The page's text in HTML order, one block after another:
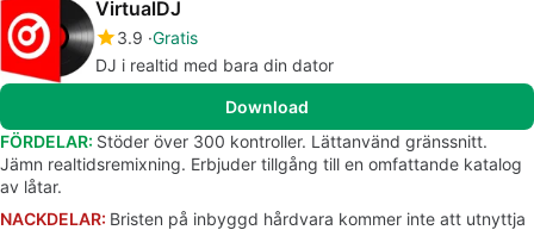
VirtualDJ
3.9 Gratis
DJ i realtid med bara din dator
Download
FÖRDELAR: Stöder över 300 kontroller. Lättanvänd gränssnitt.
Jämn realtidsremixning. Erbjuder tillgång till en omfattande katalog
av låtar.
NACKDELAR: Bristen på inbyggd hårdvara kommer inte att utnyttja